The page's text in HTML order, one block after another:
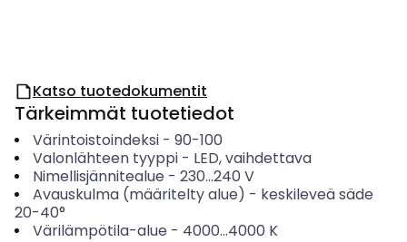
Katso tuotedokumentit
Tärkeimmät tuotetiedot
Värintoistoindeksi- 90-100
Valonlähteen tyyppi- LED, vaihdettava
Nimellisjännitealue - 230...240 V
Avauskulma (määritelty alue) - keskileveä säde
20-40°
Värilämpötila-alue - 4000...4000 K